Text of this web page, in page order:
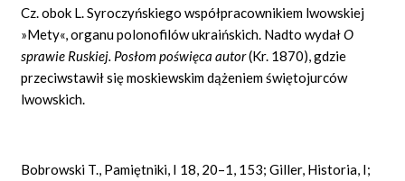
Cz. obok L. Syroczyńskiego współpracownikiem lwowskiej
»Mety«, organu polonofilów ukraińskich. Nadto wydałO
sprawie Ruskiej. Posłom poświęca autor(Kr. 1870), gdzie
przeciwstawił się moskiewskim dążeniem świętojurców
lwowskich.
Bobrowski T., Pamiętniki, I 18, 20–1, 153; Giller, Historia, I;